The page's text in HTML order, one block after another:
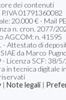
dei contenuti
P.IVA 01791360082
20.000 € - Mail
n. cron. 2077/
AGCOM: n. 41595
Attestato di
da Marco
Licenza SCF: 38/
tecnica digitale
| Note legali |